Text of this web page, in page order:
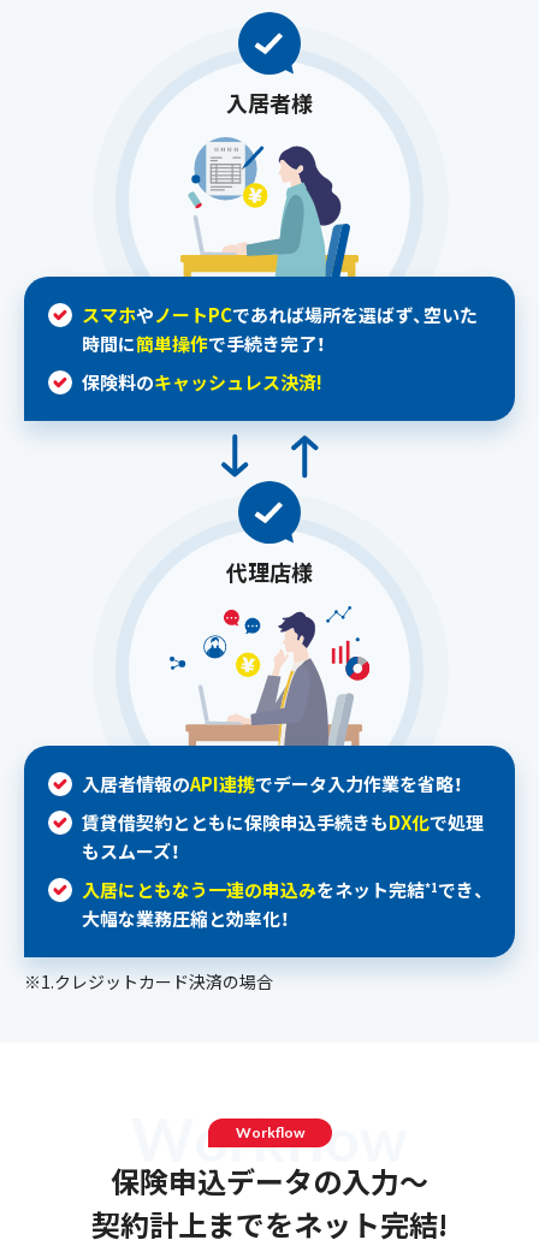
入居者様
スマホやノートPCであれば場所を選ばず、空いた
時間に簡単操作で手続き完了！
保険料のキャッシュレス決済!
代理店様
入居者情報のAPI連携でデータ入力作業を省略！
賃貸借契約とともに保険申込手続きもDX化で処理
もスムーズ！
入居にともなう一連の申込みをネット完結*1でき、
大幅な業務圧縮と効率化！
※1.クレジットカード決済の場合
orkflo
Workflow
保険申込データの入力～
契約計上までをネット完結!